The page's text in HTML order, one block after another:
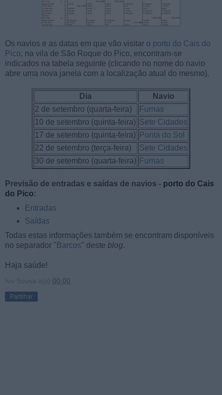
Os navios e as datas em que vão visitar o porto do Cais do
Pico, na vila de São Roque do Pico, encontram-se
indicados na tabela seguinte (clicando no nome do navio
abre uma nova janela com a localização atual do mesmo).
Dia
Navio
2 de setembro (quarta-feira)
Furnas
10 de setembro (quinta-feira) Sete Cidades
17 de setembro (quinta-feira)
Ponta do Sol
22 de setembro (terça-feira)
Sete Cidades
30 de setembro (quarta-feira) Furnas
Previsão de entradas e saídas de navios - porto do Cais
do Pico:
Entradas
Saídas
Todas estas informações também se encontram disponíveis
no separador " Barcos" deste blog.
Haja saúde!
Ivo Sousa à(s) 00:00
Partilhar